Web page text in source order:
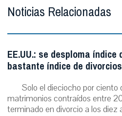
Noticias Relacionadas
EE.UU.: se desploma
bastante índice de divorcios
Solo el dieciocho por ciento
matrimonios contraídos entre
terminado en divorcio a los diez